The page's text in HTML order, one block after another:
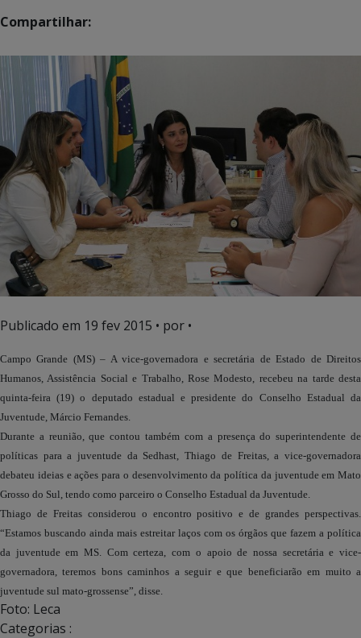
Compartilhar:
Publicado em 19 fev 2015 • por •
Campo Grande (MS) – A vice-governadora e secretária de Estado de Direitos
Humanos, Assistência Social e Trabalho, Rose Modesto, recebeu na tarde desta
quinta-feira (19) o deputado estadual e presidente do Conselho Estadual da
Juventude, Márcio Fernandes.
Durante a reunião, que contou também com a presença do superintendente de
políticas para a juventude da Sedhast, Thiago de Freitas, a vice-governadora
debateu ideias e ações para o desenvolvimento da política da juventude em Mato
Grosso do Sul, tendo como parceiro o Conselho Estadual da Juventude.
Thiago de Freitas considerou o encontro positivo e de grandes perspectivas.
“Estamos buscando ainda mais estreitar laços com os órgãos que fazem a política
da juventude em MS. Com certeza, com o apoio de nossa secretária e vice-
governadora, teremos bons caminhos a seguir e que beneficiarão em muito a
juventude sul mato-grossense”, disse.
Foto: Leca
Categorias :